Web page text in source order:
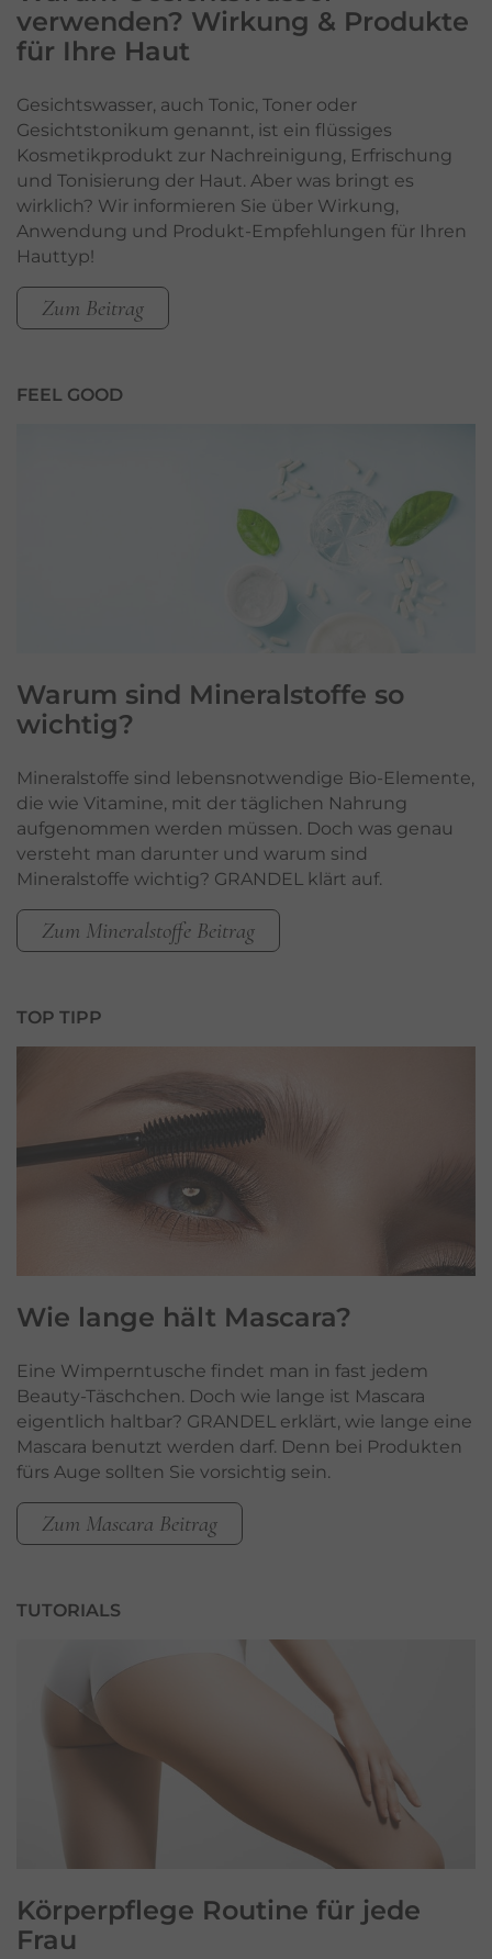
verwenden? Wirkung & Produkte
für Ihre Haut
Gesichtswasser, auch Tonic, Toner oder
Gesichtstonikum genannt, ist ein flüssiges
Kosmetikprodukt zur Nachreinigung, Erfrischung
und Tonisierung der Haut. Aber was bringt es
wirklich? Wir informieren Sie über Wirkung,
Anwendung und Produkt-Empfehlungen für Ihren
Hauttyp!
Zum Beitrag
FEEL GOOD
Warum sind Mineralstoffe so
wichtig?
Mineralstoffe sind lebensnotwendige Bio-Elemente,
die wie Vitamine, mit der täglichen Nahrung
aufgenommen werden müssen. Doch was genau
versteht man darunter und warum sind
Mineralstoffe wichtig? GRANDEL klärt auf.
Zum Mineralstoffe Beitrag
TOP TIPP
Wie lange hält Mascara?
Eine Wimperntusche findet man in fast jedem
Beauty-Täschchen. Doch wie lange ist Mascara
eigentlich haltbar? GRANDEL erklärt, wie lange eine
Mascara benutzt werden darf. Denn bei Produkten
fürs Auge sollten Sie vorsichtig sein.
Zum Mascara Beitrag
TUTORIALS
Körperpflege Routine für jede
Frau